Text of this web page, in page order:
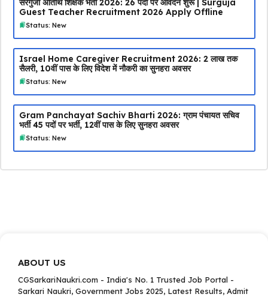
सरगुजा अतिथि शिक्षक भर्ती 2026: 26 पदों पर आवेदन शुरू | Surguja
Guest Teacher Recruitment 2026 Apply Offline
Status: New
Israel Home Caregiver Recruitment 2026: ₹2 लाख तक
सैलरी, 10वीं पास के लिए विदेश में नौकरी का सुनहरा अवसर
Status: New
Gram Panchayat Sachiv Bharti 2026: ग्राम पंचायत सचिव
भर्ती 45 पदों पर भर्ती, 12वीं पास के लिए सुनहरा अवसर
Status: New
ABOUT US
CGSarkariNaukri.com - India's No. 1 Trusted Job Portal -
Sarkari Naukri, Government Jobs 2025, Latest Results, Admit